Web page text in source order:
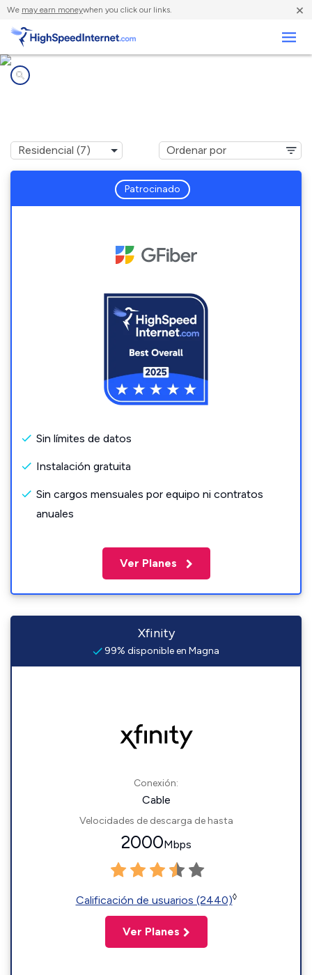
We may earn moneywhen you click our links. ×
Patrocinado
Sin límites de datos
Instalación gratuita
Sin cargos mensuales por equipo ni contratos
anuales
Ver Planes
Xfinity
99% disponible en Magna
Conexión:
Cable
Velocidades de descarga de hasta
2000Mbps
Calificación de usuarios (2440)◊
Ver Planes